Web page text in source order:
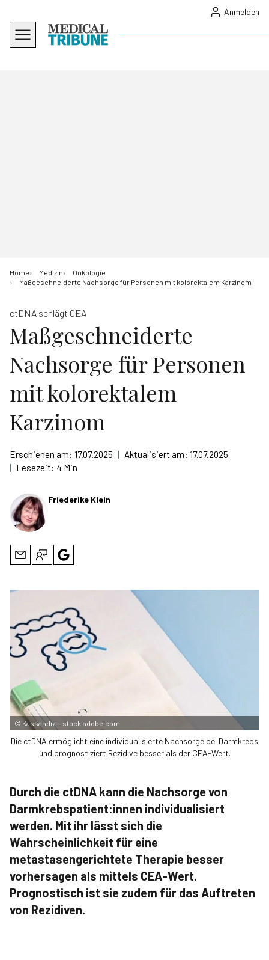
Anmelden
Home Medizin
Onkologie
Maßgeschneiderte Nachsorge für Personen mit kolorektalem Karzinom
ctDNA schlägt CEA
Maßgeschneiderte
Nachsorge für Personen
mit kolorektalem
Karzinom
Erschienen am: 17.07.2025 | Aktualisiert am: 17.07.2025
| Lesezeit: 4 Min
Friederike Klein
© Kassandra – stock.adobe.com
Die ctDNA ermöglicht eine individualisierte Nachsorge bei Darmkrebs
und prognostiziert Rezidive besser als der CEA-Wert.
Durch die ctDNA kann die Nachsorge von
Darmkrebspatient:innen individualisiert
werden. Mit ihr lässt sich die
Wahrscheinlichkeit für eine
metastasengerichtete Therapie besser
vorhersagen als mittels CEA-Wert.
Prognostisch ist sie zudem für das Auftreten
von Rezidiven.